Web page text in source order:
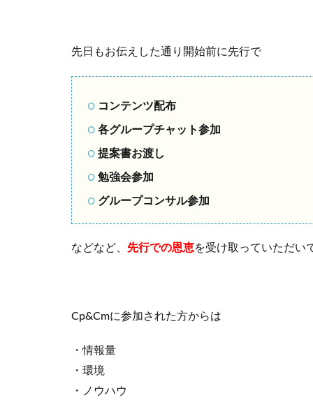
先日もお伝えした通り開始前に先行で
コンテンツ配布
各グループチャット参加
提案書お渡し
勉強会参加
グループコンサル参加
などなど、 先行での恩恵を受け取っていただい
Cp&Cmに参加された方からは
・情報量
・環境
・ノウハウ